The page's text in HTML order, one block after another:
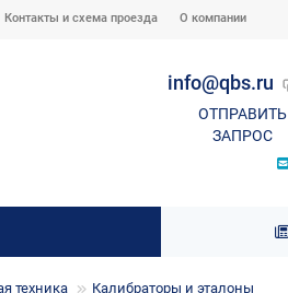
Контакты и схема проезда О компании
info@qbs.ru
ОТПРАВИТЬ
ЗАПРОС
техника Калибраторы и эталоны